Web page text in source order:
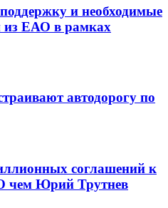
и необходимые
из ЕАО в рамках
автодорогу по
соглашений к
чем Юрий Трутнев